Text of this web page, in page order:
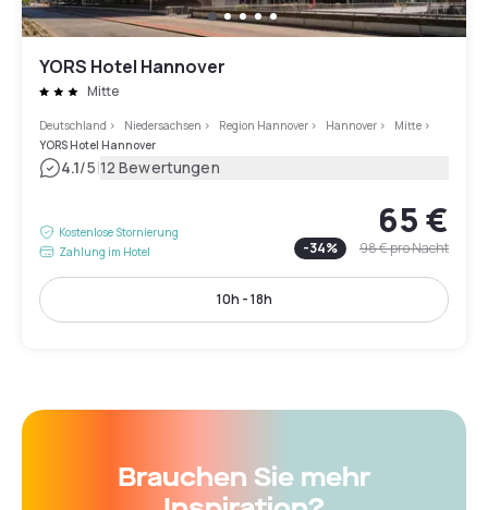
YORS Hotel Hannover
Mitte
Deutschland > Niedersachsen > Region Hannover > Hannover > Mitte >
YORS Hotel Hannover
4.1/5|12 Bewertungen
Kostenlose Stornierung
Zahlung im Hotel
65 €
-34% 98 €pro Nacht
10h - 18h
Brauchen Sie mehr